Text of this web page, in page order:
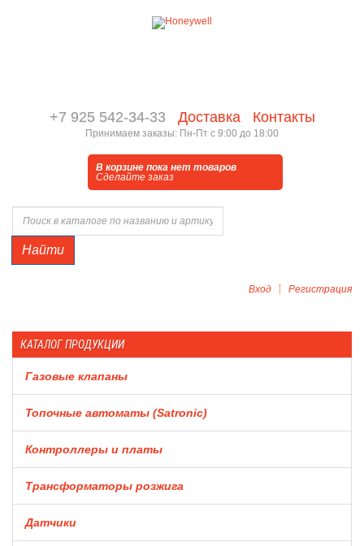
+7 925 542-34-33 Доставка Контакты
Принимаем заказы: Пн-Пт с 9:00 до 18:00
В корзине пока нет товаров
Сделайте заказ
Найти
Вход Регистрация
КАТАЛОГ ПРОДУКЦИИ
Газовые клапаны
Топочные автоматы (Satronic)
Контроллеры и платы
Трансформаторы розжига
Датчики